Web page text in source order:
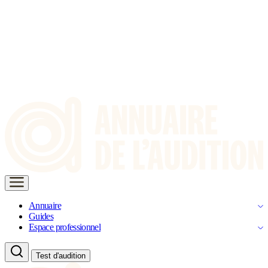
Annuaire
Guides
Espace professionnel
Test d'audition